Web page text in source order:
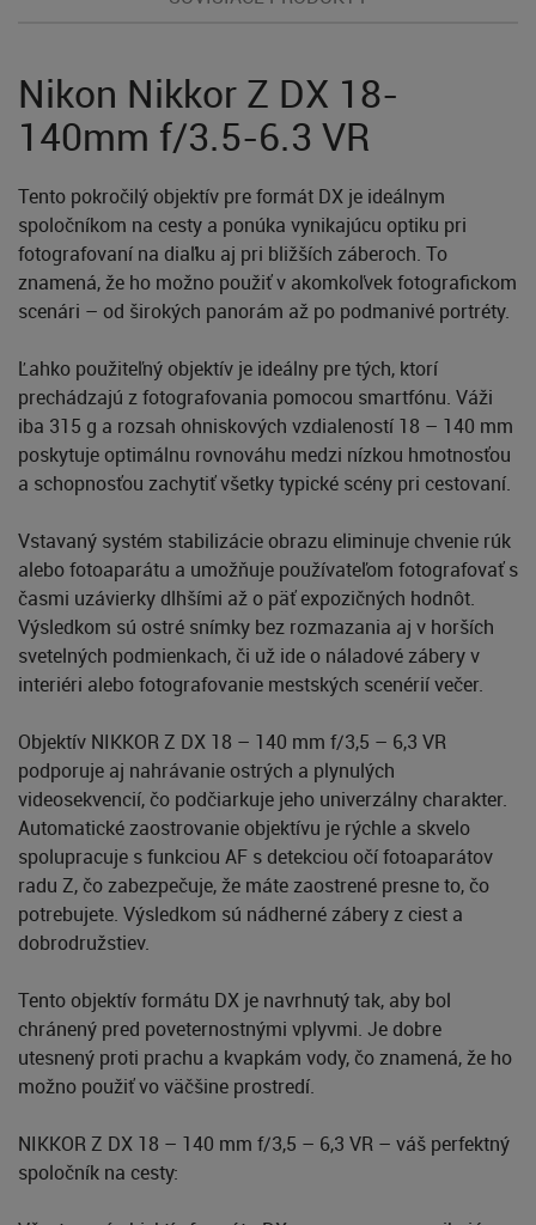
Nikon Nikkor Z DX 18-
140mm f/3.5-6.3 VR
Tento pokročilý objektív pre formát DX je ideálnym
spoločníkom na cesty a ponúka vynikajúcu optiku pri
fotografovaní na diaľku aj pri bližších záberoch. To
znamená, že ho možno použiť v akomkoľvek fotografickom
scenári – od širokých panorám až po podmanivé portréty.
Ľahko použiteľný objektív je ideálny pre tých, ktorí
prechádzajú z fotografovania pomocou smartfónu. Váži
iba 315 g a rozsah ohniskových vzdialeností 18 – 140 mm
poskytuje optimálnu rovnováhu medzi nízkou hmotnosťou
a schopnosťou zachytiť všetky typické scény pri cestovaní.
Vstavaný systém stabilizácie obrazu eliminuje chvenie rúk
alebo fotoaparátu a umožňuje používateľom fotografovať s
časmi uzávierky dlhšími až o päť expozičných hodnôt.
Výsledkom sú ostré snímky bez rozmazania aj v horších
svetelných podmienkach, či už ide o náladové zábery v
interiéri alebo fotografovanie mestských scenérií večer.
Objektív NIKKOR Z DX 18 – 140 mm f/3,5 – 6,3 VR
podporuje aj nahrávanie ostrých a plynulých
videosekvencií, čo podčiarkuje jeho univerzálny charakter.
Automatické zaostrovanie objektívu je rýchle a skvelo
spolupracuje s funkciou AF s detekciou očí fotoaparátov
radu Z, čo zabezpečuje, že máte zaostrené presne to, čo
potrebujete. Výsledkom sú nádherné zábery z ciest a
dobrodružstiev.
Tento objektív formátu DX je navrhnutý tak, aby bol
chránený pred poveternostnými vplyvmi. Je dobre
utesnený proti prachu a kvapkám vody, čo znamená, že ho
možno použiť vo väčšine prostredí.
NIKKOR Z DX 18 – 140 mm f/3,5 – 6,3 VR – váš perfektný
spoločník na cesty: